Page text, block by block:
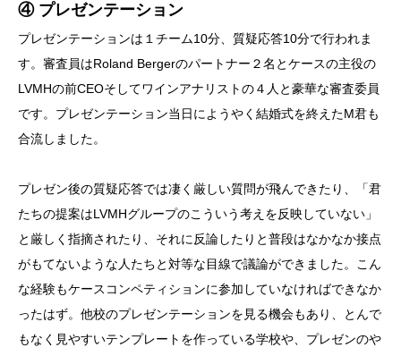
④ プレゼンテーション
プレゼンテーションは１チーム10分、質疑応答10分で行われま
す。審査員はRoland Bergerのパートナー２名とケースの主役の
LVMHの前CEOそしてワインアナリストの４人と豪華な審査委員
です。プレゼンテーション当日にようやく結婚式を終えたM君も
合流しました。
プレゼン後の質疑応答では凄く厳しい質問が飛んできたり、「君
たちの提案はLVMHグループのこういう考えを反映していない」
と厳しく指摘されたり、それに反論したりと普段はなかなか接点
がもてないような人たちと対等な目線で議論ができました。こん
な経験もケースコンペティションに参加していなければできなか
ったはず。他校のプレゼンテーションを見る機会もあり、とんで
もなく見やすいテンプレートを作っている学校や、プレゼンのや